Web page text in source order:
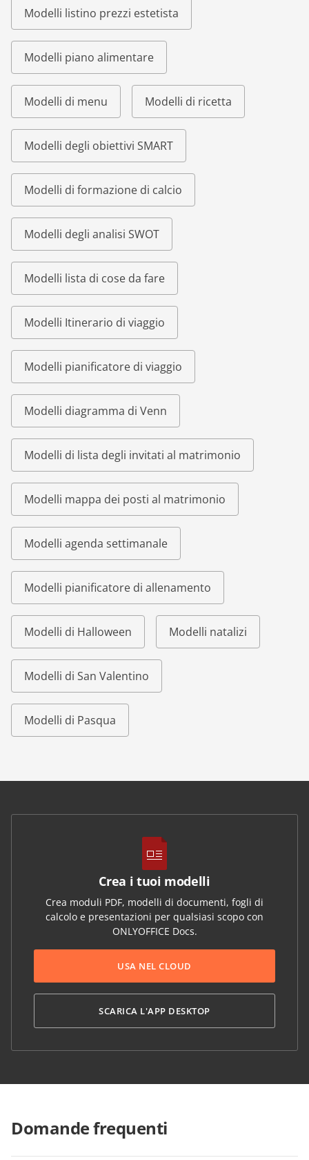
Modelli listino prezzi estetista
Modelli piano alimentare
Modelli di menu Modelli di ricetta
Modelli degli obiettivi SMART
Modelli di formazione di calcio
Modelli degli analisi SWOT
Modelli lista di cose da fare
Modelli Itinerario di viaggio
Modelli pianificatore di viaggio
Modelli diagramma di Venn
Modelli di lista degli invitati al matrimonio
Modelli mappa dei posti al matrimonio
Modelli agenda settimanale
Modelli pianificatore di allenamento
Modelli di Halloween Modelli natalizi
Modelli di San Valentino
Modelli di Pasqua
Crea i tuoi modelli
Crea moduli PDF, modelli di documenti, fogli di
calcolo e presentazioni per qualsiasi scopo con
ONLYOFFICE Docs.
USA NEL CLOUD
SCARICA L'APP DESKTOP
Domande frequenti